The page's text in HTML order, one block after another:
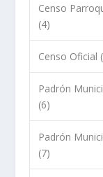
Censo
(4)
Censo Oficial
Padrón
(6)
Padrón
(7)